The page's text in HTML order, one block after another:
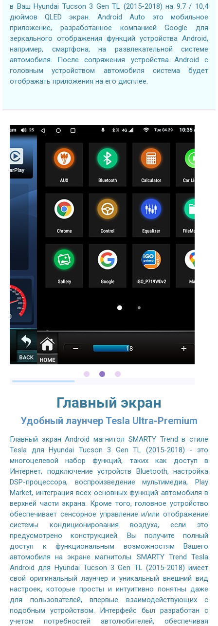
в Ваш Hyundai Tucson 3 Gen TL (2015-2018) на 9.7 / 10,4
дюймов QLED экран. Android Auto это мобильное
приложение, разработанное компанией Google для
зеркального отображения функций устройства Android,
например, смартфона, на развлекательной системе
автомобиля. После сопряжения устройства Android с
головным устройством автомобиля система будет
отображать приложения на его дисплее.
Главный экран
Удобный лаунчер Tesla Ultra-Premium
Главный экран Android магнитол SMARTY Trend в стиле
Tesla для Hyundai Tucson 3 Gen TL (2015-2018) - это
многоцелевой набор функций, таких как доступ в
Интернет, подключение устройств Bluetooth, настройка
DSP-процессора, воспроизведение мультимедиа, Play
Market, интеграция всех основных функций автомобиля в
верхней части экрана. Кроме того, головное устройство
обеспечивает сенсорное управление и/или отображение
системы кондиционирования воздуха, если это
предусмотрено конструкцией. Вы получите полный
доступ к функциональным возможностям Вашего
автомобиля на экране магнитолы. SMARTY Trend Tesla
Android для Hyundai Tucson 3 Gen TL (2015-2018) имеет
свой оригинальный лаунчер и уникальный внешний вид
настроек, которые просты и интуитивно понятны даже
для пользователей, впервые взаимодействующих с
подобным устройством. Интерфейс был разработан с
учетом потребностей автолюбителей, обеспечивая